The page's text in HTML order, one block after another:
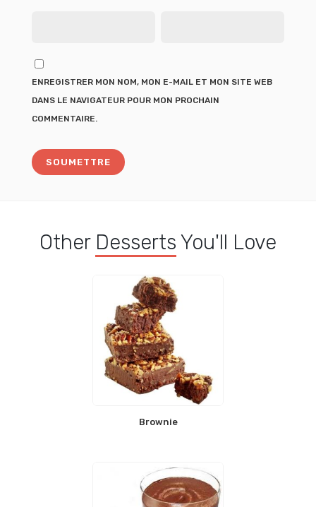
ENREGISTRER MON NOM, MON E-MAIL ET MON SITE WEB
DANS LE NAVIGATEUR POUR MON PROCHAIN
COMMENTAIRE.
Other Desserts You'll Love
Brownie